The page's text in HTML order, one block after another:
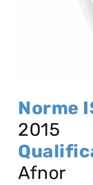
Norme
2015
Afnor